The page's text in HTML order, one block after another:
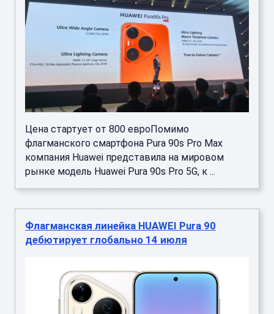
Цена стартует от 800 евроПомимо
флагманского смартфона Pura 90s Pro Max
компания Huawei представила на мировом
рынке модель Huawei Pura 90s Pro 5G, к ...
Флагманская линейка HUAWEI Pura 90
дебютирует глобально 14 июля